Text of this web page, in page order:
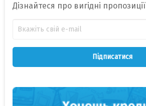
Дізнайтеся про вигідні пропозиції
Підписатися